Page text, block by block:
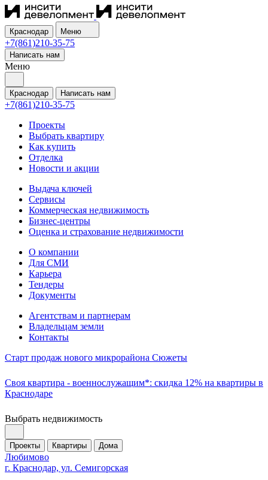
Краснодар Меню
+7(861)210-35-75
Написать нам
Меню
Краснодар Написать нам
+7(861)210-35-75
Проекты
Выбрать квартиру
Как купить
Отделка
Новости и акции
Выдача ключей
Сервисы
Коммерческая недвижимость
Бизнес-центры
Оценка и страхование недвижимости
О компании
Для СМИ
Карьера
Тендеры
Документы
Агентствам и партнерам
Владельцам земли
Контакты
Старт продаж нового микрорайона Сюжеты
Своя квартира - военнослужащим*: скидка 12% на квартиры в
Краснодаре
Выбрать недвижимость
Проекты Квартиры Дома
Любимово
г. Краснодар, ул. Семигорская